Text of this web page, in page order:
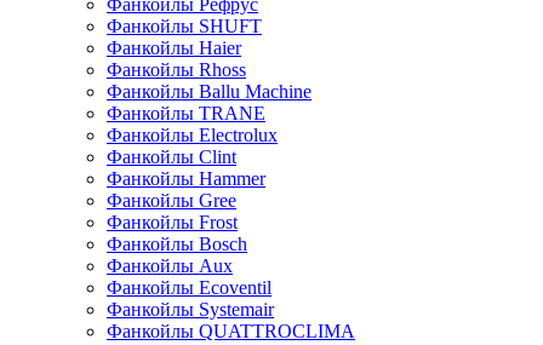
Фанкойлы Рефрус
Фанкойлы SHUFT
Фанкойлы Haier
Фанкойлы Rhoss
Фанкойлы Ballu Machine
Фанкойлы TRANE
Фанкойлы Electrolux
Фанкойлы Clint
Фанкойлы Hammer
Фанкойлы Gree
Фанкойлы Frost
Фанкойлы Bosch
Фанкойлы Aux
Фанкойлы Ecoventil
Фанкойлы Systemair
Фанкойлы QUATTROCLIMA